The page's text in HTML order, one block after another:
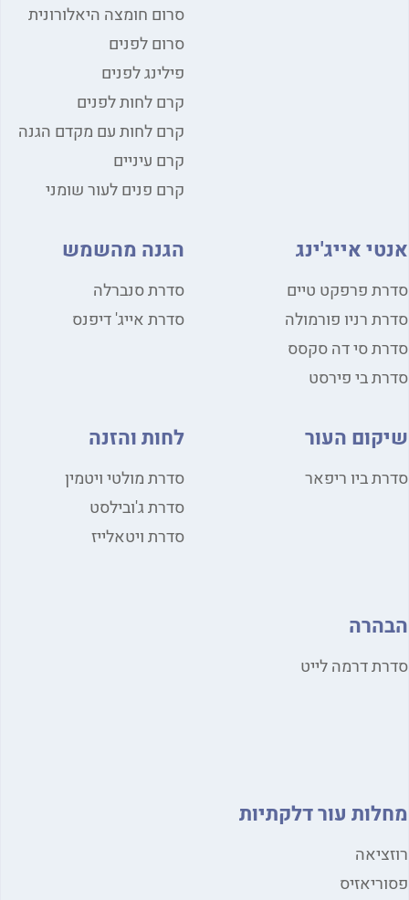
סרום חומצה היאלורונית
סרום לפנים
פילינג לפנים
קרם לחות לפנים
קרם לחות עם מקדם הגנה
קרם עיניים
קרם פנים לעור שומני
אייג'ינג
פרפקט טיים
רניו פורמולה
סי דה סקסס
בי פירסט
העור
ביו ריפאר
הגנה מהשמש
סדרת סנברלה
סדרת אייג' דיפנס
לחות והזנה
סדרת מולטי ויטמין
סדרת ג'ובילסט
סדרת ויטאלייז
דרמה לייט
עור דלקתיות